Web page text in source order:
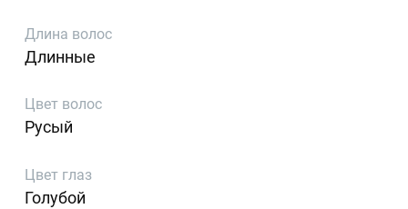
Длина волос
Длинные
Цвет волос
Русый
Цвет глаз
Голубой